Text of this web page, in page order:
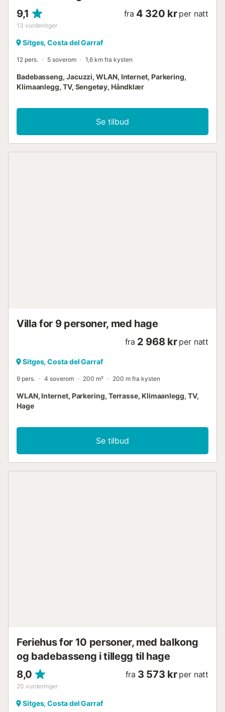
9,1
13 vurderinger
fra 4 320 kr per natt
Sitges, Costa del Garraf
12 pers. 5 soverom 1,6 km fra kysten
Badebasseng, Jacuzzi, WLAN, Internet, Parkering,
Klimaanlegg, TV, Sengetøy, Håndklær
Se tilbud
Villa for 9 personer, med hage
fra 2 968 kr per natt
Sitges, Costa del Garraf
9 pers. 4 soverom 200 m² 200 m fra kysten
WLAN, Internet, Parkering, Terrasse, Klimaanlegg, TV,
Hage
Se tilbud
Feriehus for 10 personer, med balkong
og badebasseng i tillegg til hage
8,0
20 vurderinger
fra 3 573 kr per natt
Sitges, Costa del Garraf